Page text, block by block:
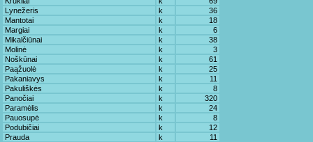
Lynežeris
k
36
Mantotai
k
18
Margiai
k
6
Mikalčiūnai
k
38
Molinė
k
3
Noškūnai
k
61
Paąžuolė
k
25
Pakaniavys
k
11
Pakuliškės
k
8
Panočiai
k
320
Paramėlis
k
24
Pauosupė
k
8
Podubičiai
k
12
Prauda
k
11